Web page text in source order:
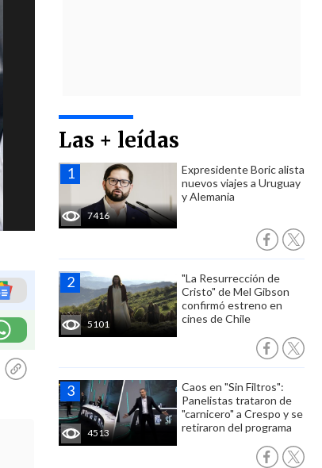
Las + leídas
7416
Expresidente Boric alista
nuevos viajes a Uruguay
y Alemania
5101
"La Resurrección de
Cristo" de Mel Gibson
confirmó estreno en
cines de Chile
4513
Caos en "Sin Filtros":
Panelistas trataron de
"carnicero" a Crespo y se
retiraron del programa